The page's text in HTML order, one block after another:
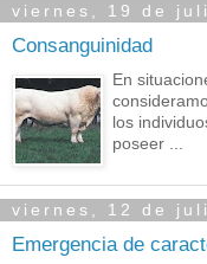
viernes, 19 de
Consanguinidad
En
los
poseer ...
viernes, 12 de
Emergencia de